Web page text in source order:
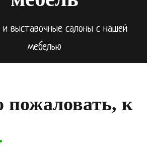
выставочные салоны с нашей
мебелью
пожаловать, к